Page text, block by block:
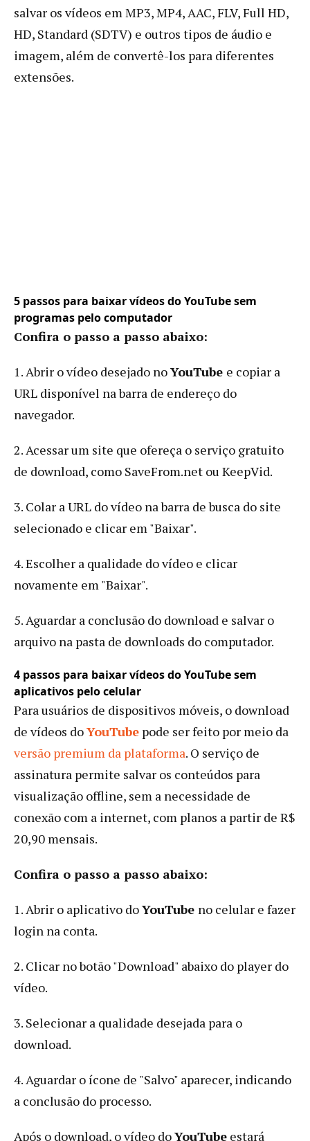
salvar os vídeos em MP3, MP4, AAC, FLV, Full HD,
HD, Standard (SDTV) e outros tipos de áudio e
imagem, além de convertê-los para diferentes
extensões.
5 passos para baixar vídeos do YouTube sem
programas pelo computador
Confira o passo a passo abaixo:
1. Abrir o vídeo desejado noYouTube e copiar a
URL disponível na barra de endereço do
navegador.
2. Acessar um site que ofereça o serviço gratuito
de download, como SaveFrom.net ou KeepVid.
3. Colar a URL do vídeo na barra de busca do site
selecionado e clicar em "Baixar".
4. Escolher a qualidade do vídeo e clicar
novamente em "Baixar".
5. Aguardar a conclusão do download e salvar o
arquivo na pasta de downloads do computador.
4 passos para baixar vídeos do YouTube sem
aplicativos pelo celular
Para usuários de dispositivos móveis, o download
de vídeos doYouTube pode ser feito por meio da
versão premium da plataforma. O serviço de
assinatura permite salvar os conteúdos para
visualização offline, sem a necessidade de
conexão com a internet, com planos a partir de R$
20,90 mensais.
Confira o passo a passo abaixo:
1. Abrir o aplicativo doYouTube no celular e fazer
login na conta.
2. Clicar no botão "Download" abaixo do player do
vídeo.
3. Selecionar a qualidade desejada para o
download.
4. Aguardar o ícone de "Salvo" aparecer, indicando
a conclusão do processo.
Após o download, o vídeo doYouTube estará